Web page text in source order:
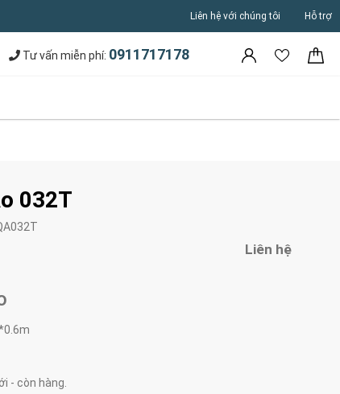
Liên hệ với chúng tôi Hỗ trợ
Tư vấn miễn phí: 0911717178
032T
Liên hệ
- còn hàng.